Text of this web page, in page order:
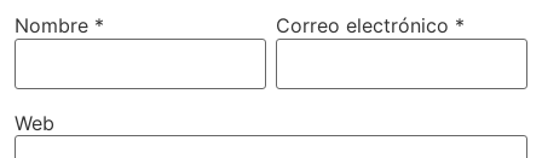
Nombre * Correo electrónico *
Web